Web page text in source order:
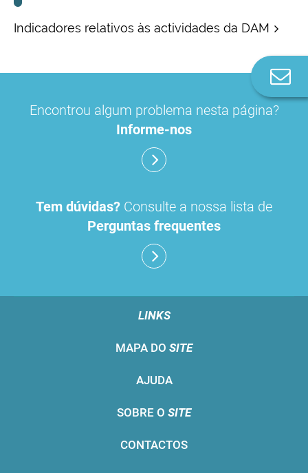
Indicadores relativos às actividades da DAM
Encontrou algum problema nesta página?
Informe-nos
Tem dúvidas? Consulte a nossa lista de
Perguntas frequentes
LINKS
MAPA DO SITE
AJUDA
SOBRE O SITE
CONTACTOS